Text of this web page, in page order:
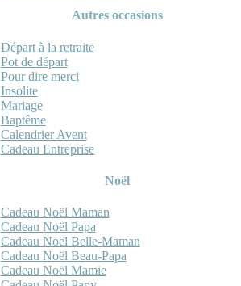
Autres occasions
Départ à la retraite
Pot de départ
Pour dire merci
Insolite
Mariage
Baptême
Calendrier Avent
Cadeau Entreprise
Noël
Cadeau Noël Maman
Cadeau Noël Papa
Cadeau Noël Belle-Maman
Cadeau Noël Beau-Papa
Cadeau Noël Mamie